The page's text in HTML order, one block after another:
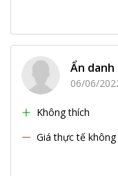
Ẩn danh
06/06/
Không thích
Giá thực tế